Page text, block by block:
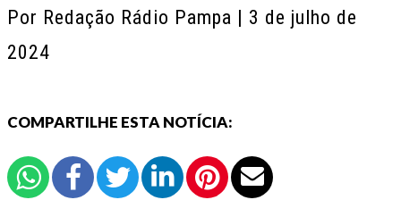
Por Redação Rádio Pampa | 3 de julho de
2024
COMPARTILHE ESTA NOTÍCIA: